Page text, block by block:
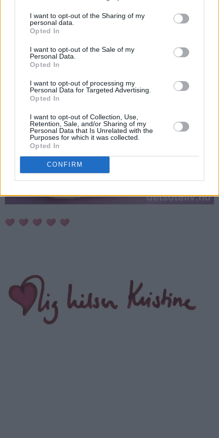
I want to opt-out of the Sharing of my
personal data.
Opted In
I want to opt-out of the Sale of my
Personal Data.
Opted In
I want to opt-out of processing my
Personal Data for Targeted Advertising.
Opted In
I want to opt-out of Collection, Use,
Retention, Sale, and/or Sharing of my
Personal Data that Is Unrelated with the
Purposes for which it was collected.
Opted In
CONFIRM
kopp varm te.
Smaken av vanilje og sitron er nydelig!